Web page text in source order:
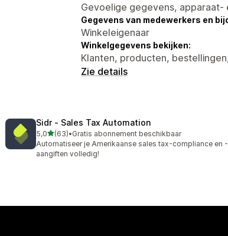
Gevoelige gegevens,
Gegevens van medewerkers en
Winkeleigenaar
Winkelgegevens bekijken:
Klanten, producten,
Zie details
Sidr ‑ Sales Tax Automation
5,0van 5 sterren
(63)
63 recensies in totaal
•Gratis abonnement beschikbaar
Automatiseer je Amerikaanse sales tax-compliance en -
aangiften volledig!